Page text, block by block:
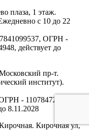
плаза, 1 этаж.
с 10 до 22
ОГРН -
действует до
пр-т.
институт).
- 1107847277438,
8.11.2028
Кирочная ул,